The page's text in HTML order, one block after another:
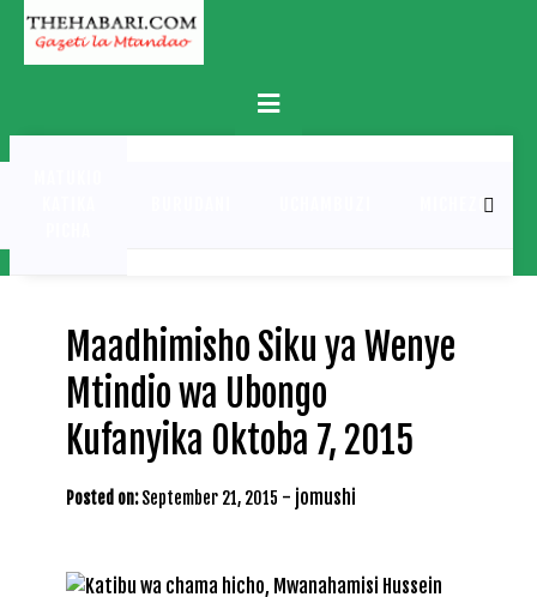
Skip
content
Primary
Menu
MICHEZO
Maadhimisho Siku ya Wenye
Mtindio wa Ubongo
Kufanyika Oktoba 7, 2015
Posted on: September 21, 2015 - jomushi